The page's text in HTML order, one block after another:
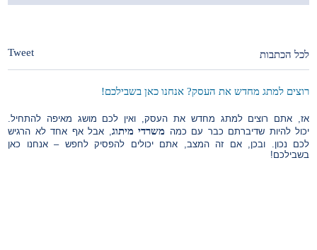
לכל הכתבות Tweet
רוצים למתג מחדש את העסק? אנחנו כאן בשבילכם!
אז, אתם רוצים למתג מחדש את העסק, ואין לכם מושג מאיפה להתחיל.
יכול להיות שדיברתם כבר עם כמה משרדי מיתוג, אבל אף אחד לא הרגיש
לכם נכון. ובכן, אם זה המצב, אתם יכולים להפסיק לחפש – אנחנו כאן
בשבילכם!